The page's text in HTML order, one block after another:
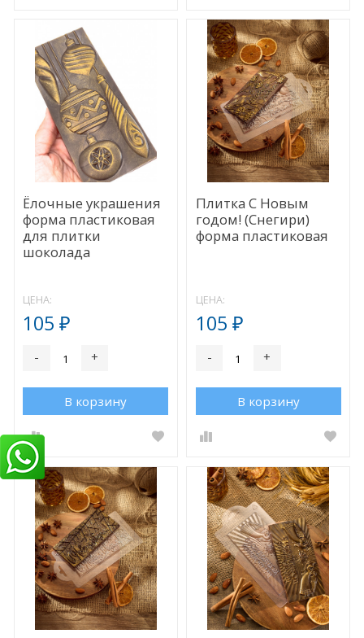
Ёлочные украшения
форма пластиковая
для плитки
шоколада
ЦЕНА:
105₽
- +
В корзину
Плитка С Новым
годом! (Снегири)
форма пластиковая
ЦЕНА:
105 ₽
- +
В корзину